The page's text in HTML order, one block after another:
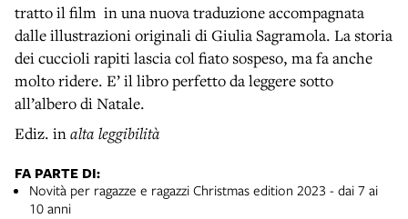
tratto il film in una nuova traduzione accompagnata
dalle illustrazioni originali di Giulia Sagramola. La storia
dei cuccioli rapiti lascia col fiato sospeso, ma fa anche
molto ridere. E’ il libro perfetto da leggere sotto
all’albero di Natale.
Ediz. inalta leggibilità
FA PARTE DI:
Novità per ragazze e ragazzi Christmas edition 2023 - dai 7 ai
10 anni